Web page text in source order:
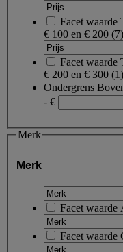
Facet waarde
€ 100 en € 200 (7)
Facet waarde
€ 200 en € 300 (1)
Ondergrens
- €
Merk
Merk
Facet waarde
Facet waarde